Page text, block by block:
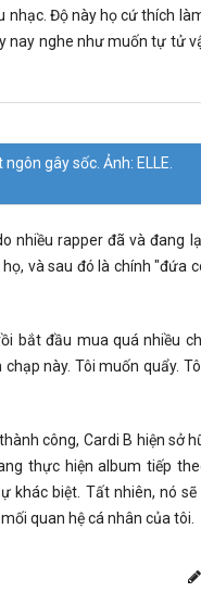
nhạc. Độ này họ cứ thích
nay nghe như muốn tự tử
gây sốc. Ảnh: ELLE.
nhiều rapper đã và đang
và sau đó là chính "đứa
bắt đầu mua quá nhiều
này. Tôi muốn quẩy.
công, Cardi B hiện sở
thực hiện album tiếp
khác biệt. Tất nhiên, nó
quan hệ cá nhân của tôi.